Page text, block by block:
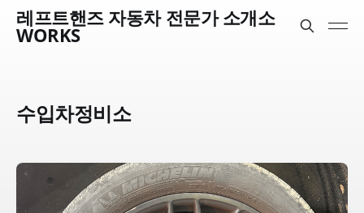
레프트핸즈 자동차 전문가 소개소
WORKS
수입차정비소